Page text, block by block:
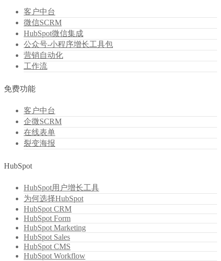
客户中台
微信SCRM
HubSpot微信集成
公众号-小程序增长工具包
营销自动化
工作流
免费功能
客户中台
企微SCRM
在线表单
裂变海报
HubSpot
HubSpot用户增长工具
为何选择HubSpot
HubSpot CRM
HubSpot Form
HubSpot Marketing
HubSpot Sales
HubSpot CMS
HubSpot Workflow